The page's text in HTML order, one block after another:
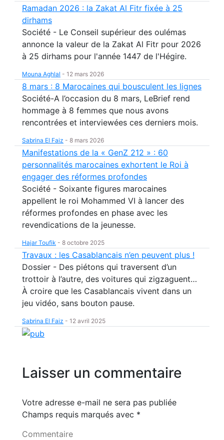
Ramadan 2026 : la Zakat Al Fitr fixée à 25
dirhams
Société - Le Conseil supérieur des oulémas
annonce la valeur de la Zakat Al Fitr pour 2026
à 25 dirhams pour l'année 1447 de l'Hégire.
Mouna Aghlal - 12 mars 2026
8 mars : 8 Marocaines qui bousculent les lignes
Société-A l’occasion du 8 mars, LeBrief rend
hommage à 8 femmes que nous avons
rencontrées et interviewées ces derniers mois.
Sabrina El Faiz - 8 mars 2026
Manifestations de la « GenZ 212 » : 60
personnalités marocaines exhortent le Roi à
engager des réformes profondes
Société - Soixante figures marocaines
appellent le roi Mohammed VI à lancer des
réformes profondes en phase avec les
revendications de la jeunesse.
Hajar Toufik - 8 octobre 2025
Travaux : les Casablancais n’en peuvent plus !
Dossier - Des piétons qui traversent d’un
trottoir à l’autre, des voitures qui zigzaguent…
À croire que les Casablancais vivent dans un
jeu vidéo, sans bouton pause.
Sabrina El Faiz - 12 avril 2025
Laisser un commentaire
Votre adresse e-mail ne sera pas publiée
Champs requis marqués avec *
Commentaire